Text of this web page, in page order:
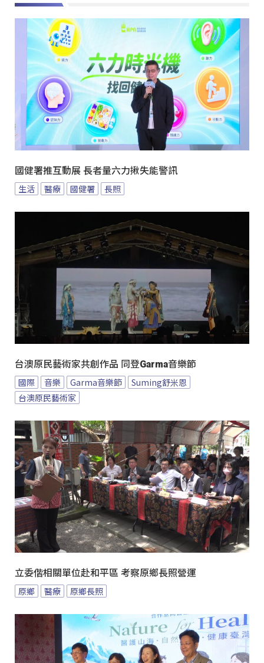
國健署推互動展 長者量六力揪失能警訊
生活 醫療 國健署 長照
台澳原民藝術家共創作品 同登Garma音樂節
國際 音樂 Garma音樂節
Suming舒米恩
台澳原民藝術家
立委偕相關單位赴和平區 考察原鄉長照營運
原鄉 醫療 原鄉長照